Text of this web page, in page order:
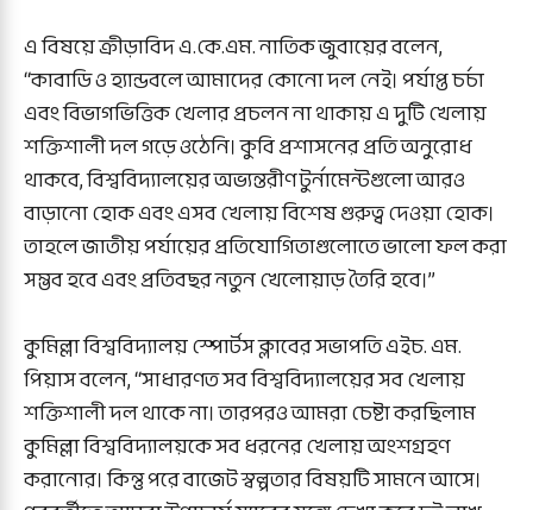
এ বিষয়ে ক্রীড়াবিদ এ.কে.এম. নাতিক জুবায়ের বলেন,
“কাবাডি ও হ্যান্ডবলে আমাদের কোনো দল নেই। পর্যাপ্ত চর্চা
এবং বিভাগভিত্তিক খেলার প্রচলন না থাকায় এ দুটি খেলায়
শক্তিশালী দল গড়ে ওঠেনি। কুবি প্রশাসনের প্রতি অনুরোধ
থাকবে, বিশ্ববিদ্যালয়ের অভ্যন্তরীণ টুর্নামেন্টগুলো আরও
বাড়ানো হোক এবং এসব খেলায় বিশেষ গুরুত্ব দেওয়া হোক।
তাহলে জাতীয় পর্যায়ের প্রতিযোগিতাগুলোতে ভালো ফল করা
সম্ভব হবে এবং প্রতিবছর নতুন খেলোয়াড় তৈরি হবে।”
কুমিল্লা বিশ্ববিদ্যালয় স্পোর্টস ক্লাবের সভাপতি এইচ. এম.
পিয়াস বলেন, “সাধারণত সব বিশ্ববিদ্যালয়ের সব খেলায়
শক্তিশালী দল থাকে না। তারপরও আমরা চেষ্টা করছিলাম
কুমিল্লা বিশ্ববিদ্যালয়কে সব ধরনের খেলায় অংশগ্রহণ
করানোর। কিন্তু পরে বাজেট স্বল্পতার বিষয়টি সামনে আসে।